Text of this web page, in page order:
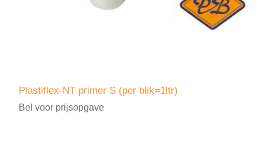
Plastiflex-NT primer S (per blik=1ltr)
Bel voor prijsopgave